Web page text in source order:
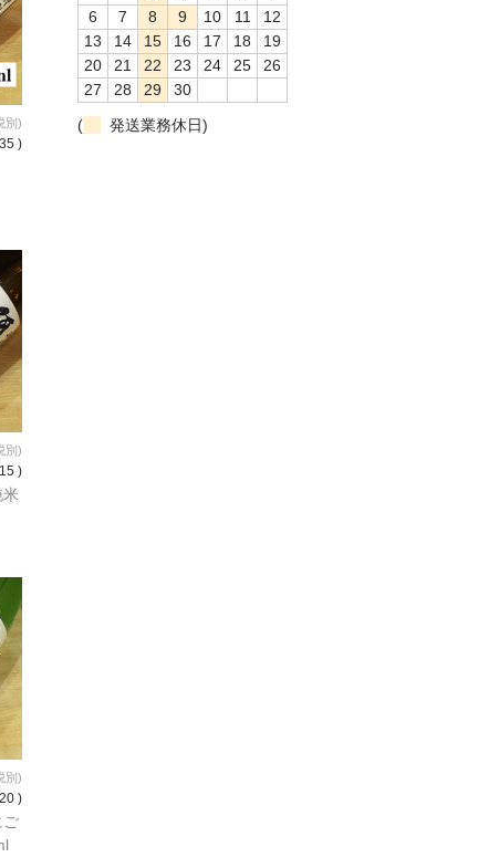
別)
)
別)
)
別)
)
ご
6
7 8 9 10 11
12
13
14 15 16 17 18
19
20
21 22 23 24 25
26
27
28 29
30
(
発送業務休日)